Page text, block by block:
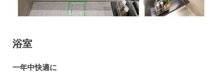
浴室
一年中快適に